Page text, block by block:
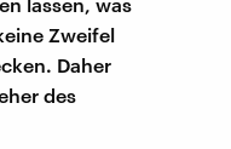
Zweifel
Daher
des